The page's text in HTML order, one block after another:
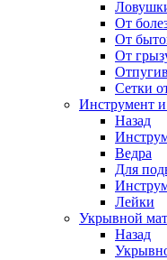
От
От
От
Сетки
Инструмент
Назад
Ведра
Для
Лейки
Укрывной
Назад